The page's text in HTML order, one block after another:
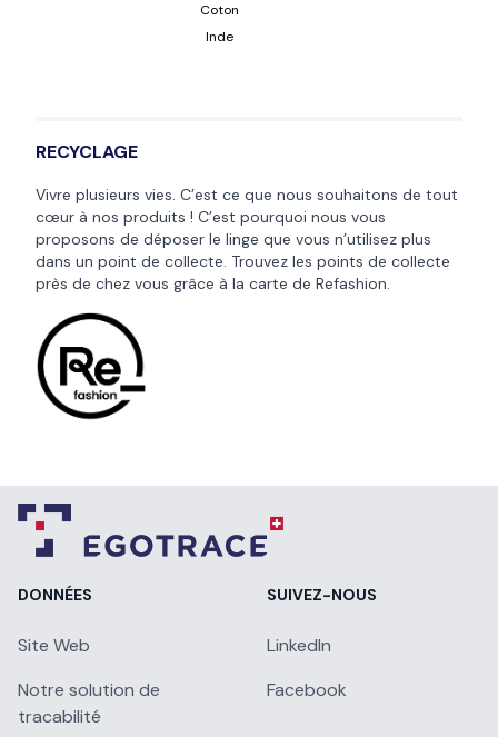
Coton
Inde
RECYCLAGE
Vivre plusieurs vies. C’est ce que nous souhaitons de tout
cœur à nos produits ! C’est pourquoi nous vous
proposons de déposer le linge que vous n’utilisez plus
dans un point de collecte. Trouvez les points de collecte
près de chez vous grâce à la carte de Refashion.
DONNÉES
Site Web
Notre solution de
tracabilité
SUIVEZ-NOUS
LinkedIn
Facebook